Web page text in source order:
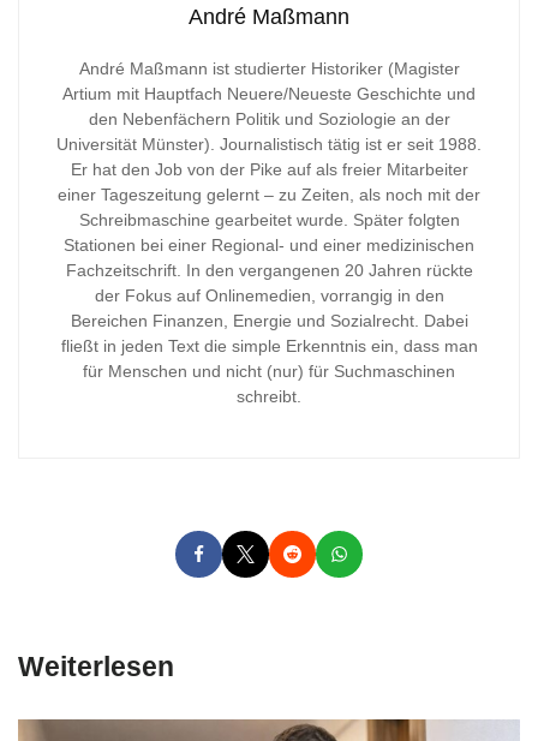
André Maßmann
André Maßmann ist studierter Historiker (Magister
Artium mit Hauptfach Neuere/Neueste Geschichte und
den Nebenfächern Politik und Soziologie an der
Universität Münster). Journalistisch tätig ist er seit 1988.
Er hat den Job von der Pike auf als freier Mitarbeiter
einer Tageszeitung gelernt – zu Zeiten, als noch mit der
Schreibmaschine gearbeitet wurde. Später folgten
Stationen bei einer Regional- und einer medizinischen
Fachzeitschrift. In den vergangenen 20 Jahren rückte
der Fokus auf Onlinemedien, vorrangig in den
Bereichen Finanzen, Energie und Sozialrecht. Dabei
fließt in jeden Text die simple Erkenntnis ein, dass man
für Menschen und nicht (nur) für Suchmaschinen
schreibt.
Weiterlesen